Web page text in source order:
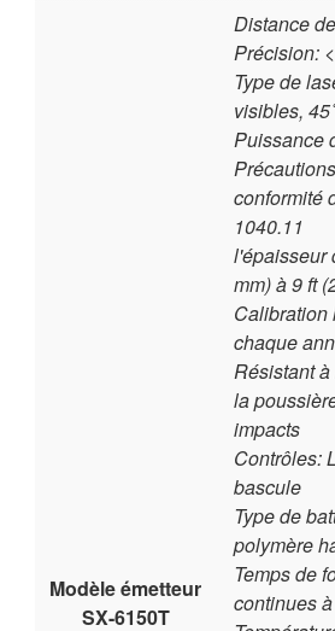
Modèle émetteur
SX-6150T
Distance
Précision:
Type de
visibles,
Puissance
conformité
1040.11
l'épaisseur
mm) à 9 ft
Calibration
chaque
Résistant
la
impacts
Contrôles:
bascule
Type de
polymère
Temps de
continues à